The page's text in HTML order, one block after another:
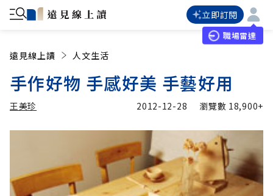
立即訂閱
職場雷達
遠見線上讀 人文生活
手作好物 手感好美 手藝好用
王美珍
加入追蹤
2012-12-28 瀏覽數 18,900+